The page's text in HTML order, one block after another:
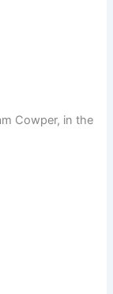
Cowper, in the